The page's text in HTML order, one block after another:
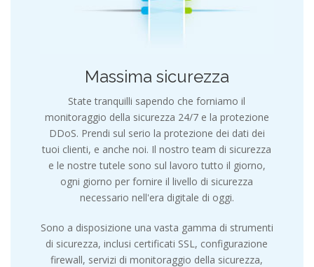
Massima sicurezza
State tranquilli sapendo che forniamo il
monitoraggio della sicurezza 24/7 e la protezione
DDoS. Prendi sul serio la protezione dei dati dei
tuoi clienti, e anche noi. Il nostro team di sicurezza
e le nostre tutele sono sul lavoro tutto il giorno,
ogni giorno per fornire il livello di sicurezza
necessario nell'era digitale di oggi.
Sono a disposizione una vasta gamma di strumenti
di sicurezza, inclusi certificati SSL, configurazione
firewall, servizi di monitoraggio della sicurezza,